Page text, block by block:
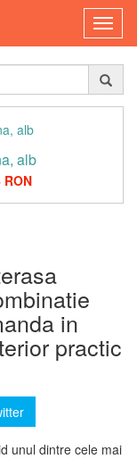
alb
RON
in
practic
unul dintre cele mai